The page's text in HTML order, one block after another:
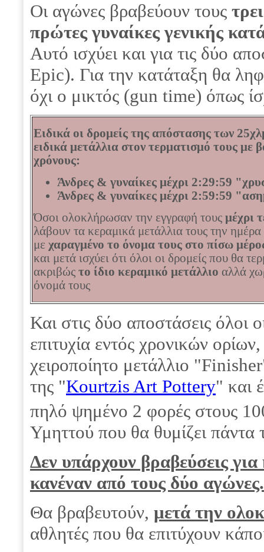
Οι αγώνες βραβεύουν τους
πρώτες γυναίκες γενικής
Αυτό ισχύει και για τις δύο
Epic). Για την κατάταξη θα
όχι ο μικτός (gun time) όπως
Ειδικά οι δρομείς της απόστασης των
ειδικά μετάλλια στον τερματισμό τους
χρόνους:
Άνδρες & γυναίκες μέχρι 2:29:59
Άνδρες & γυναίκες μέχρι 2:59:59
Όσοι ολοκλήρωσαν την εγγραφή τους μέχρι
λάβουν τα κεραμικά μετάλλια τους την
με χαραγμένο το όνομα τους στο πίσω
και μετά ισχύει ότι όλοι οι δρομείς που θα
ακριβώς το ίδιο κεραμικό μετάλλιο αλλά
όνομά τους
Και στις δύο αποστάσεις όλοι
επιτυχία εντός χρονικών
χειροποίητο μετάλλιο
της "Kourtzis Art Pottery" και
πηλό ψημένο 2 φορές στους
Υμηττού που θα θυμίζει
Δεν υπάρχουν βραβεύσεις για
κανέναν από τους δύο αγώνες.
Θα βραβευτούν, μετά την
αθλητές που θα επιτύχουν